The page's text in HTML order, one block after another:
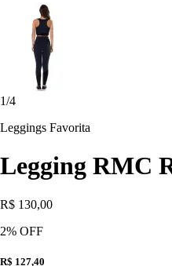
1/4
Leggings Favorita
Legging RMC
R$ 130,00
2% OFF
R$ 127,40